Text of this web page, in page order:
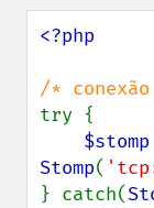
<?php
try {
$stomp
Stomp(
} catch(